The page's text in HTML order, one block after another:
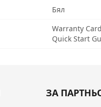
Бял
Warranty Card
Quick Start
ЗА